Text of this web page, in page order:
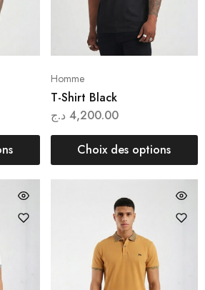
Homme
T-Shirt Black
4,200.00 د.ج
Choix des options